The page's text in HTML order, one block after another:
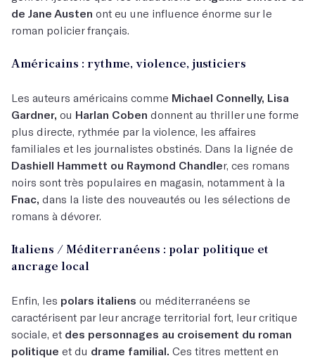
de Jane Austen ont eu une influence énorme sur le
roman policier français.
Américains : rythme, violence, justiciers
Les auteurs américains comme Michael Connelly, Lisa
Gardner, ou Harlan Coben donnent au thriller une forme
plus directe, rythmée par la violence, les affaires
familiales et les journalistes obstinés. Dans la lignée de
Dashiell Hammett ou Raymond Chandler, ces romans
noirs sont très populaires en magasin, notamment à la
Fnac, dans la liste des nouveautés ou les sélections de
romans à dévorer.
Italiens / Méditerranéens : polar politique et
ancrage local
Enfin, les polars italiens ou méditerranéens se
caractérisent par leur ancrage territorial fort, leur critique
sociale, et des personnages au croisement du roman
politique et du drame familial. Ces titres mettent en